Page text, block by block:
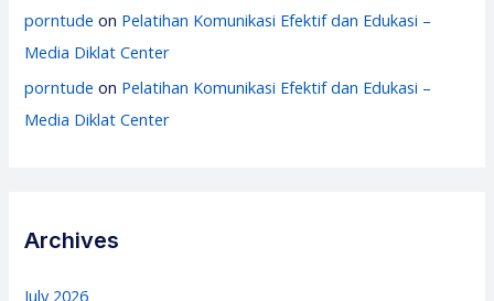
porntude on Pelatihan Komunikasi Efektif dan Edukasi –
Media Diklat Center
porntude on Pelatihan Komunikasi Efektif dan Edukasi –
Media Diklat Center
Archives
July 2026